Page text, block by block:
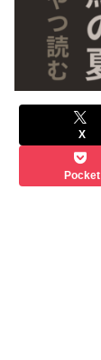
X
Pocket